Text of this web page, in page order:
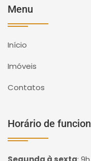
Menu
Início
Imóveis
Contatos
Horário de